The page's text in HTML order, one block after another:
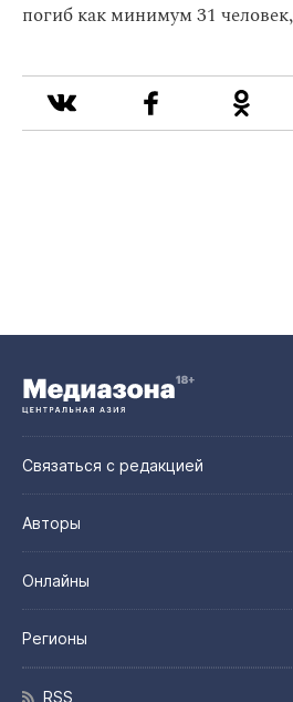
погиб как минимум 31
Связаться с редакцией
Авторы
Онлайны
Регионы
RSS